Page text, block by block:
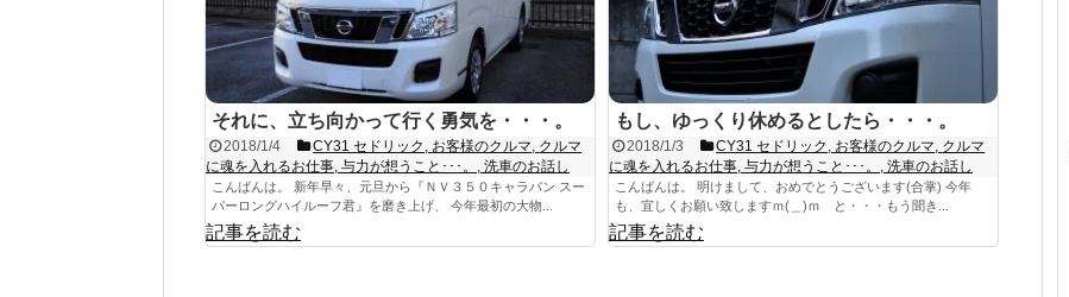
それに、立ち向かって行く勇気を・・・。
2018/1/4 CY31 セドリック , お客様のクルマ, クルマ
に魂を入れるお仕事, 与力が想うこと･･･。 , 洗車のお話し
こんばんは。 新年早々、元旦から『ＮＶ３５０キャラバン スー
パーロングハイルーフ君』を磨き上げ、 今年最初の大物...
記事を読む
もし、ゆっくり休めるとしたら・・・。
2018/1/3 CY31 セドリック , お客様のクルマ, クルマ
に魂を入れるお仕事, 与力が想うこと･･･。 , 洗車のお話し
こんばんは。 明けまして、おめでとうございます(合掌) 今年
も、宜しくお願い致しますｍ(＿)ｍ と・・・もう聞き...
記事を読む